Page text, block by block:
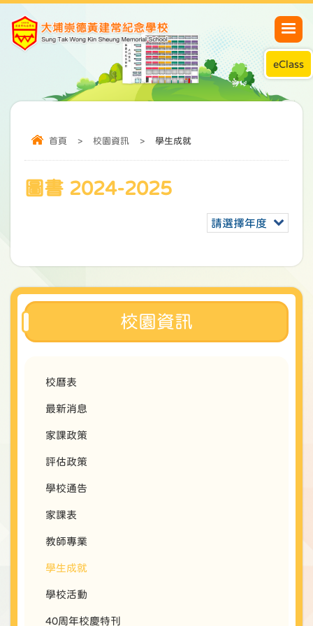
eClass
首頁 > 校園資訊 > 學生成就
圖書 2024-2025
請選擇年度
校園資訊
校曆表
最新消息
家課政策
評估政策
學校通告
家課表
教師專業
學生成就
學校活動
40周年校慶特刊